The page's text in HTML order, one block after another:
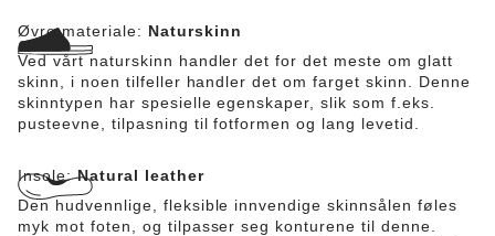
Øvre materiale: Naturskinn
Ved vårt naturskinn handler det for det meste om glatt
skinn, i noen tilfeller handler det om farget skinn. Denne
skinntypen har spesielle egenskaper, slik som f.eks.
pusteevne, tilpasning til fotformen og lang levetid.
Insole:Natural leather
Den hudvennlige, fleksible innvendige skinnsålen føles
myk mot foten, og tilpasser seg konturene til denne.